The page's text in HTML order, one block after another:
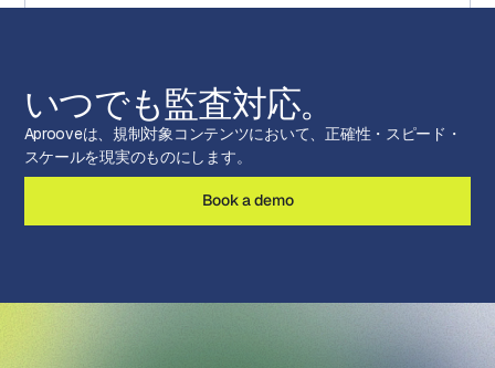
いつでも監査対応。
Aprooveは、規制対象コンテンツにおいて、正確性・スピード・
スケールを現実のものにします。
Book a demo